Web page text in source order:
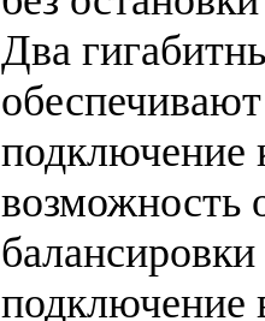
Два
подключение
возможность
подключение